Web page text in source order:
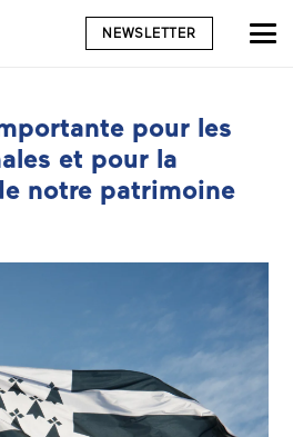
NEWSLETTER
pour les
et pour la
notre patrimoine